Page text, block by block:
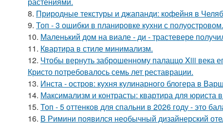
8. Природные текстуры и джапанди: кофейня в
9. Топ - 3 ошибки в планировке кухни с полуостровом.
10. Маленький дом на виале - ди - трастевере
11. Квартира в стиле минимализм.
12. Чтобы вернуть заброшенному палаццо Xiii века
Кристо потребовалось семь лет реставрации.
13. Инста - остров: кухня кулинарного блогера в
14. Максимализм и контрасты: квартира для юриста
15. Топ - 5 оттенков для спальни в 2026 году - это
16. В Римини появился необычный дизайнерский